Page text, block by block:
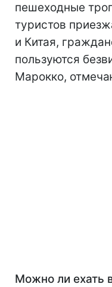
пешеходные
туристов
и Китая,
пользуются
Марокко,
Можно ли ехать